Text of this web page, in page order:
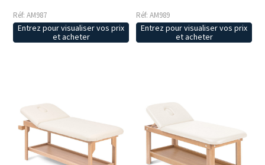
Réf: AM987
Entrez pour visualiser vos prix
et acheter
Réf: AM989
Entrez pour visualiser vos prix
et acheter